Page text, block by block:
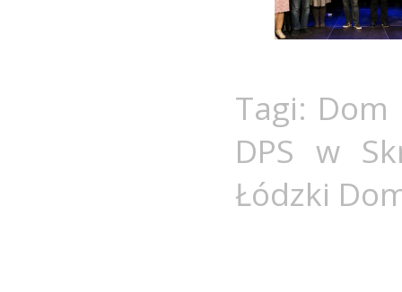
Tagi: Dom
DPS w
Łódzki